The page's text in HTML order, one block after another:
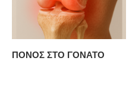
ΠΟΝΟΣ ΣΤΟ ΓΟΝΑΤΟ